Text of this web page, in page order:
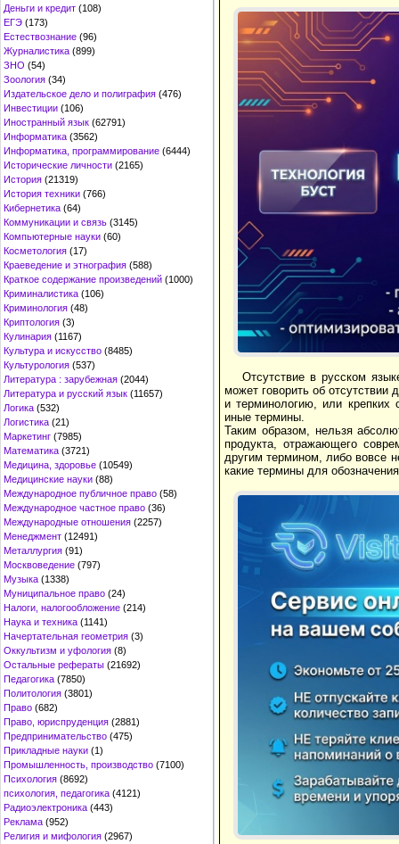
Деньги и кредит (108)
ЕГЭ (173)
Естествознание (96)
Журналистика (899)
ЗНО (54)
Зоология (34)
Издательское дело и полиграфия (476)
Инвестиции (106)
Иностранный язык (62791)
Информатика (3562)
Информатика, программирование (6444)
Исторические личности (2165)
История (21319)
История техники (766)
Кибернетика (64)
Коммуникации и связь (3145)
Компьютерные науки (60)
Косметология (17)
Краеведение и этнография (588)
Краткое содержание произведений (1000)
Криминалистика (106)
Криминология (48)
Криптология (3)
Кулинария (1167)
Культура и искусство (8485)
Культурология (537)
Литература : зарубежная (2044)
Литература и русский язык (11657)
Логика (532)
Логистика (21)
Маркетинг (7985)
Математика (3721)
Медицина, здоровье (10549)
Медицинские науки (88)
Международное публичное право (58)
Международное частное право (36)
Международные отношения (2257)
Менеджмент (12491)
Металлургия (91)
Москвоведение (797)
Музыка (1338)
Муниципальное право (24)
Налоги, налогообложение (214)
Наука и техника (1141)
Начертательная геометрия (3)
Оккультизм и уфология (8)
Остальные рефераты (21692)
Педагогика (7850)
Политология (3801)
Право (682)
Право, юриспруденция (2881)
Предпринимательство (475)
Прикладные науки (1)
Промышленность, производство (7100)
Психология (8692)
психология, педагогика (4121)
Радиоэлектроника (443)
Реклама (952)
Религия и мифология (2967)
Отсутствие в русском
может говорить об
и терминологию, или крепких
иные термины.
Таким образом, нельзя
продукта, отражающего
другим термином, либо вовсе
какие термины для